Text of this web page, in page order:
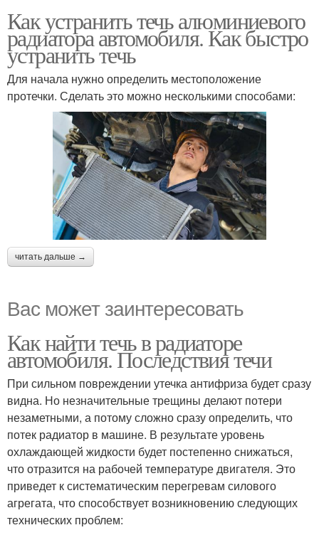
Как устранить течь алюминиевого
радиатора автомобиля. Как быстро
устранить течь
Для начала нужно определить местоположение
протечки. Сделать это можно несколькими способами:
читать дальше →
Вас может заинтересовать
Как найти течь в радиаторе
автомобиля. Последствия течи
При сильном повреждении утечка антифриза будет сразу
видна. Но незначительные трещины делают потери
незаметными, а потому сложно сразу определить, что
потек радиатор в машине. В результате уровень
охлаждающей жидкости будет постепенно снижаться,
что отразится на рабочей температуре двигателя. Это
приведет к систематическим перегревам силового
агрегата, что способствует возникновению следующих
технических проблем: